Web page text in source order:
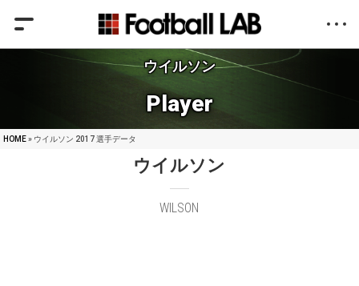
ウイルソン
Player
HOME» ウイルソン 2017 選手データ
ウイルソン
WILSON